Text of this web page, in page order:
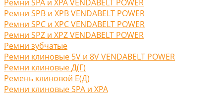
Ремни SPA и XPA VENDABELT POWER
Ремни SPB и XPB VENDABELT POWER
Ремни SPC и XPC VENDABELT POWER
Ремни SPZ и XPZ VENDABELT POWER
Ремни зубчатые
Ремни клиновые 5V и 8V VENDABELT POWER
Ремни клиновые Д(Г)
Ремень клиновой Е(Д)
Ремни клиновые SPA и XPA